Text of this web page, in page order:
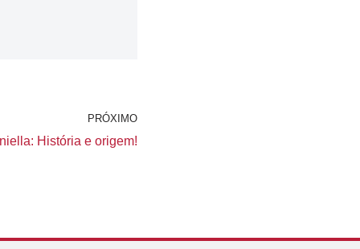
PRÓXIMO
História e origem!